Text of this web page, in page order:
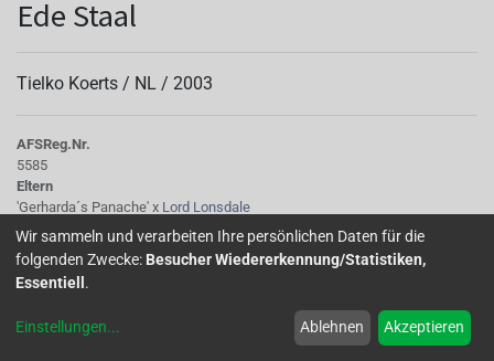
Ede Staal
Tielko Koerts / NL / 2003
AFSReg.Nr.
5585
Eltern
'Gerharda´s Panache' x Lord Lonsdale
Tubus
cremefarben
Sepalen
creme mit Hauch rosa
rosafarben
Wir sammeln und verarbeiten Ihre persönlichen Daten für die
folgenden Zwecke: Besucher Wiedererkennung/Statistiken,
Essentiell .
Einstellungen... Ablehnen Akzeptieren